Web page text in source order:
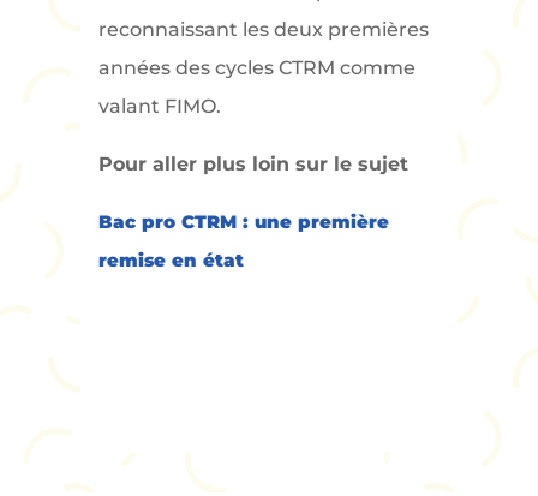
reconnaissant les deux premières
années des cycles CTRM comme
valant FIMO.
Pour aller plus loin sur le sujet
Bac pro CTRM : une première
remise en état